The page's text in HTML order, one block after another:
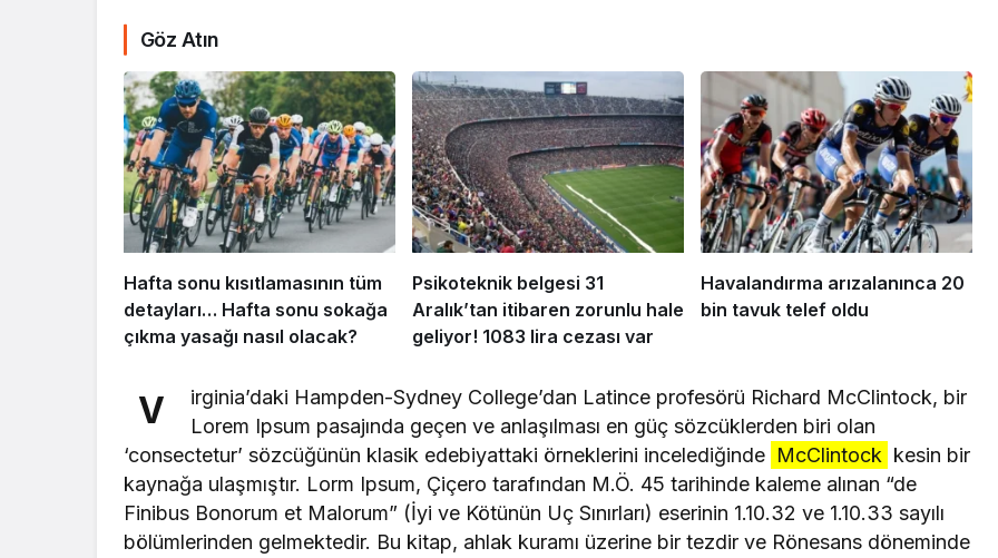
Göz Atın
Hafta sonu kısıtlamasının tüm
detayları… Hafta sonu sokağa
çıkma yasağı nasıl olacak?
Psikoteknik belgesi 31
Aralık’tan itibaren zorunlu hale
geliyor! 1083 lira cezası var
Havalandırma arızalanınca 20
bin tavuk telef oldu
V
irginia’daki Hampden-Sydney College’dan Latince profesörü Richard McClintock, bir
Lorem Ipsum pasajında geçen ve anlaşılması en güç sözcüklerden biri olan
‘consectetur’ sözcüğünün klasik edebiyattaki örneklerini incelediğinde McClintock kesin bir
kaynağa ulaşmıştır. Lorm Ipsum, Çiçero tarafından M.Ö. 45 tarihinde kaleme alınan “de
Finibus Bonorum et Malorum” (İyi ve Kötünün Uç Sınırları) eserinin 1.10.32 ve 1.10.33 sayılı
bölümlerinden gelmektedir. Bu kitap, ahlak kuramı üzerine bir tezdir ve Rönesans döneminde